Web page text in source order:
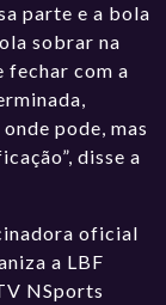
parte e a bola
sobrar na
fechar com a
pode, mas
disse a
oficial
a LBF
NSports